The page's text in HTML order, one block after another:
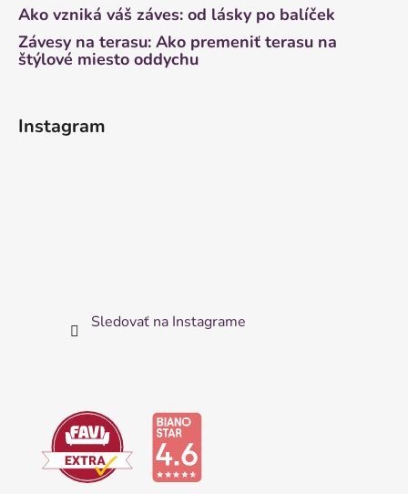
Ako vzniká váš záves: od lásky po balíček
Závesy na terasu: Ako premeniť terasu na
štýlové miesto oddychu
Instagram
Sledovať na Instagrame